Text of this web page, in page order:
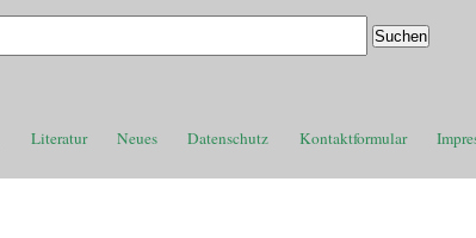
Literatur Neues Datenschutz Kontaktformular